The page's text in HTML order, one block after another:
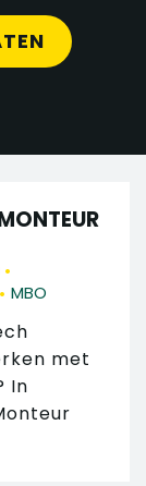
•
• MBO
met
In